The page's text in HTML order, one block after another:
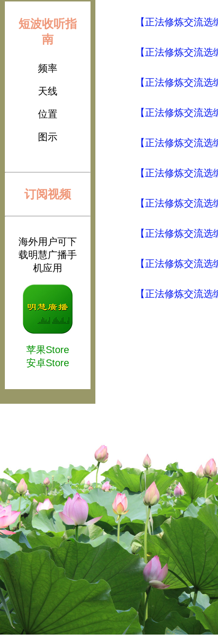
短波收听指
南
频率
天线
位置
图示
订阅视频
海外用户可下
载明慧广播手
机应用
苹果Store
安卓Store
【正法修炼交流
【正法修炼交流
【正法修炼交流
【正法修炼交流
【正法修炼交流
【正法修炼交流
【正法修炼交流
【正法修炼交流
【正法修炼交流
【正法修炼交流